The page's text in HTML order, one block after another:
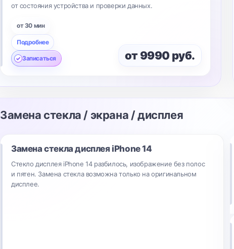
от состояния устройства и проверки данных.
от 30 мин
Подробнее
Записаться от 9990 руб.
Замена стекла / экрана / дисплея
Замена стекла дисплея iPhone 14
Стекло дисплея iPhone 14 разбилось, изображение без полос
и пятен. Замена стекла возможна только на оригинальном
дисплее.